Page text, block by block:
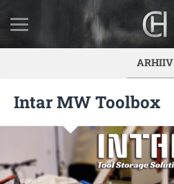
ARHIIV
Intar MW Toolbox